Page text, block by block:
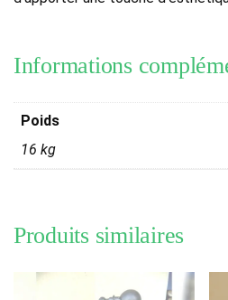
Informations
Poids
16 kg
Produits similaires